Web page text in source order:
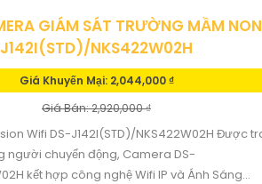
GIÁM SÁT TRƯỜNG MẦM
J142I(STD)/NKS422W02H
Giá Khuyến Mại: 2,044,000 ₫
Giá Bán: 2,920,000 ₫
Wifi DS-J142I(STD)/NKS422W02H Được
người chuyển động, Camera DS-
kết hợp công nghệ Wifi IP và Ánh Sáng...